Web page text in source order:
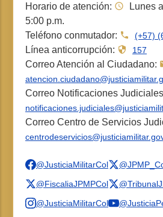
Horario de atención:
Lunes
5:00 p.m.
Teléfono conmutador:
(+57)
Línea anticorrupción: 157
Correo Atención al Ciudadano:
Correo Notificaciones
Correo Centro de Servicios
@JusticiaMilitarCol
@FiscaliaJPMPCol
@JusticiaMilitarCol